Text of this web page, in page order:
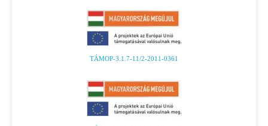
TÁMOP-3.1.7-11/2-2011-0361